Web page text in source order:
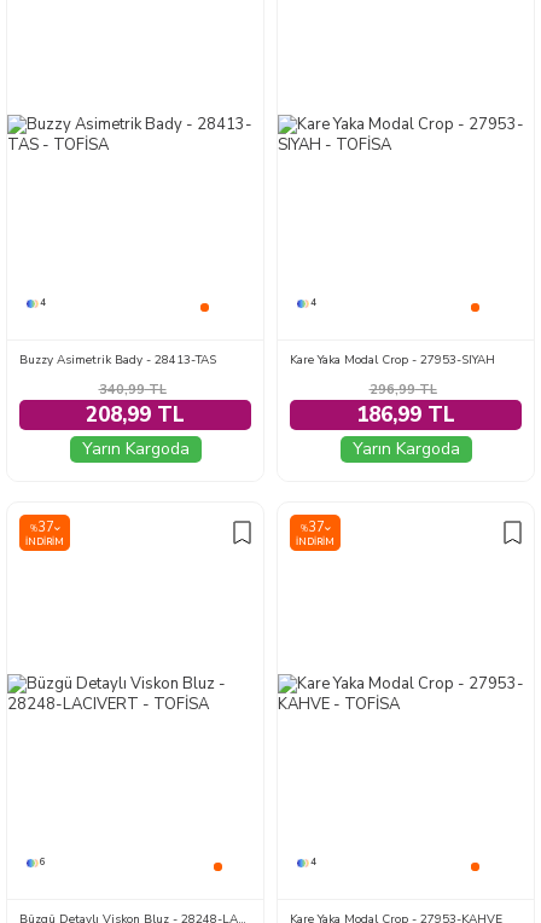
4
Buzzy Asimetrik Bady - 28413-TAS
340,99TL
208,99 TL
Yarın Kargoda
4
Kare Yaka Modal Crop - 27953-SIYAH
296,99TL
186,99 TL
Yarın Kargoda
%37
İNDIRIM
6
Büzgü Detaylı Viskon Bluz - 28248-LACIVERT
%37
İNDIRIM
4
Kare Yaka Modal Crop - 27953-KAHVE